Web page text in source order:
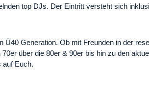
top DJs. Der Eintritt versteht sich
Generation. Ob mit Freunden in der
über die 80er & 90er bis hin zu den
auf Euch.